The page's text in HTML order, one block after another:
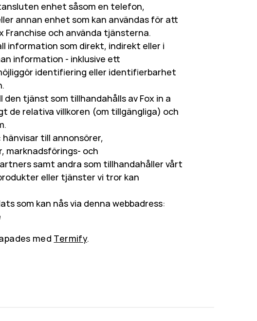
enhet såsom en telefon,
annan enhet som kan användas för att
Franchise och använda tjänsterna.
information som direkt, indirekt eller i
information - inklusive ett
identifiering eller identifierbarhet
den tjänst som tillhandahålls av Fox in a
de relativa villkoren (om tillgängliga) och
till annonsörer,
marknadsförings- och
samt andra som tillhandahåller vårt
eller tjänster vi tror kan
som kan nås via denna webbadress:
med Termify.